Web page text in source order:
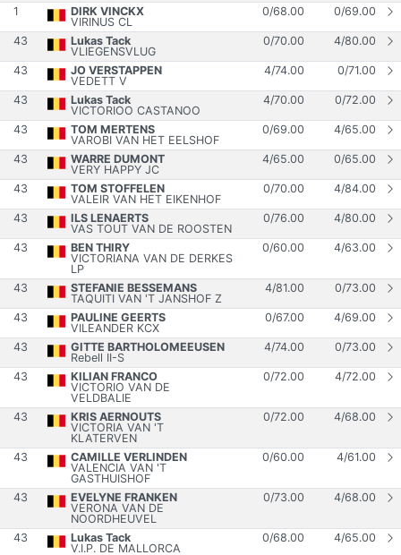
1
DIRK VINCKX
VIRINUS CL
0/68.00 0/69.00
43
Lukas Tack
VLIEGENSVLUG
0/70.00 4/80.00
43
JO VERSTAPPEN
VEDETT V
4/74.00 0/71.00
43
Lukas Tack
VICTORIOO CASTANOO
4/70.00 0/72.00
43
TOM MERTENS
VAROBI VAN HET EELSHOF
0/69.00 4/65.00
43
WARRE DUMONT
VERY HAPPY JC
4/65.00 0/65.00
43
TOM STOFFELEN
VALEIR VAN HET EIKENHOF
0/70.00 4/84.00
43
ILS LENAERTS
VAS TOUT VAN DE ROOSTEN
0/76.00 4/80.00
43
BEN THIRY
VICTORIANA VAN DE DERKES
LP
0/60.00 4/63.00
43
STEFANIE BESSEMANS
TAQUITI VAN 'T JANSHOF Z
4/81.00 0/73.00
43
PAULINE GEERTS
VILEANDER KCX
0/67.00 4/69.00
43
GITTE BARTHOLOMEEUSEN
Rebell II-S
4/74.00 0/73.00
43
KILIAN FRANCO
VICTORIO VAN DE
VELDBALIE
0/72.00 4/72.00
43
KRIS AERNOUTS
VICTORIA VAN 'T
KLATERVEN
0/72.00 4/68.00
43
CAMILLE VERLINDEN
VALENCIA VAN 'T
GASTHUISHOF
0/60.00 4/61.00
43
EVELYNE FRANKEN
VERONA VAN DE
NOORDHEUVEL
0/73.00 4/68.00
43
Lukas Tack
V.I.P. DE MALLORCA
0/68.00 4/65.00